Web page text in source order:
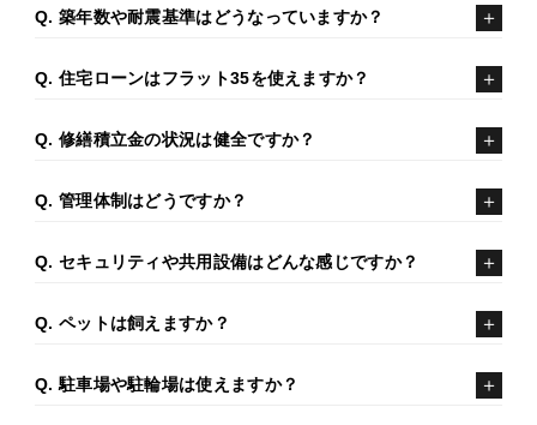
Q. 築年数や耐震基準はどうなっていますか？
Q. 住宅ローンはフラット35を使えますか？
Q. 修繕積立金の状況は健全ですか？
Q. 管理体制はどうですか？
Q. セキュリティや共用設備はどんな感じですか？
Q. ペットは飼えますか？
Q. 駐車場や駐輪場は使えますか？